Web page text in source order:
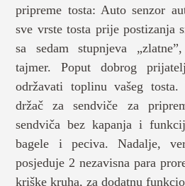
pripreme tosta: Auto senzor
sve vrste tosta prije postizanja
sa sedam stupnjeva
tajmer. Poput dobrog
održavati toplinu vašeg
držač za sendviče za
sendviča bez kapanja i
bagele i peciva. Nadalje,
posjeduje 2 nezavisna para
kriške kruha, za dodatnu